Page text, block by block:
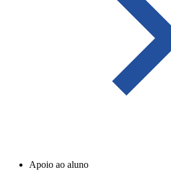
Apoio ao aluno